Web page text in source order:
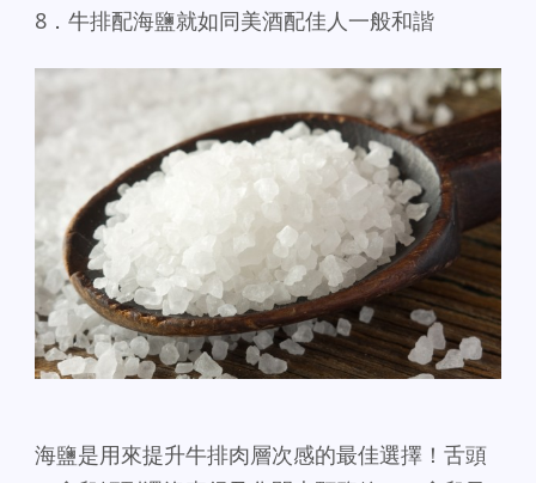
8．牛排配海鹽就如同美酒配佳人一般和諧
海鹽是用來提升牛排肉層次感的最佳選擇！舌頭